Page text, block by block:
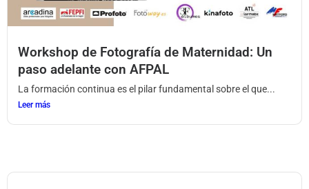
Workshop de Fotografía de Maternidad: Un
paso adelante con AFPAL
La formación continua es el pilar fundamental sobre el que...
Leer más